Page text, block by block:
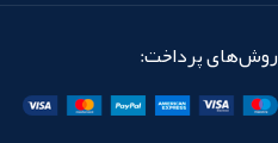
روش‌های پرداخت: